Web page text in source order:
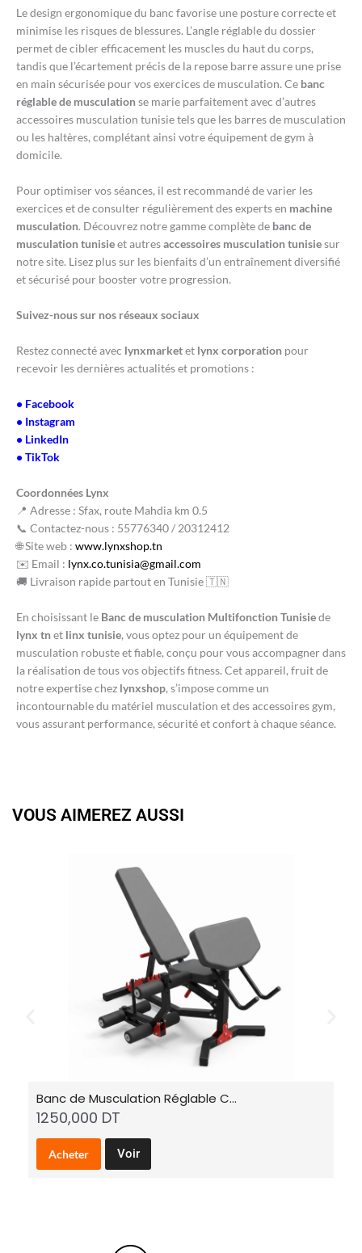
Le design ergonomique du banc favorise une posture correcte et
minimise les risques de blessures. L’angle réglable du dossier
permet de cibler efficacement les muscles du haut du corps,
tandis que l’écartement précis de la repose barre assure une prise
en main sécurisée pour vos exercices de musculation. Ce banc
réglable de musculationse marie parfaitement avec d’autres
accessoires musculation tunisie tels que les barres de musculation
ou les haltères, complétant ainsi votre équipement de gym à
domicile.
Pour optimiser vos séances, il est recommandé de varier les
exercices et de consulter régulièrement des experts en machine
musculation. Découvrez notre gamme complète de banc de
musculation tunisieet autresaccessoires musculation tunisiesur
notre site. Lisez plus sur les bienfaits d’un entraînement diversifié
et sécurisé pour booster votre progression.
Suivez-nous sur nos réseaux sociaux
Restez connecté avec lynxmarketet lynx corporation pour
recevoir les dernières actualités et promotions :
• Facebook
• Instagram
• LinkedIn
• TikTok
Coordonnées Lynx
📍 Adresse : Sfax, route Mahdia km 0.5
📞 Contactez-nous : 55776340 / 20312412
🌐 Site web : www.lynxshop.tn
✉️ Email : lynx.co.tunisia@gmail.com
🚚 Livraison rapide partout en Tunisie 🇹🇳
En choisissant le Banc de musculation Multifonction Tunisiede
lynx tnet linx tunisie, vous optez pour un équipement de
musculation robuste et fiable, conçu pour vous accompagner dans
la réalisation de tous vos objectifs fitness. Cet appareil, fruit de
notre expertise chez lynxshop, s’impose comme un
incontournable du matériel musculation et des accessoires gym,
vous assurant performance, sécurité et confort à chaque séance.
VOUS AIMEREZ AUSSI
Banc de Musculation Réglable C…
1250,000 DT
Acheter Voir